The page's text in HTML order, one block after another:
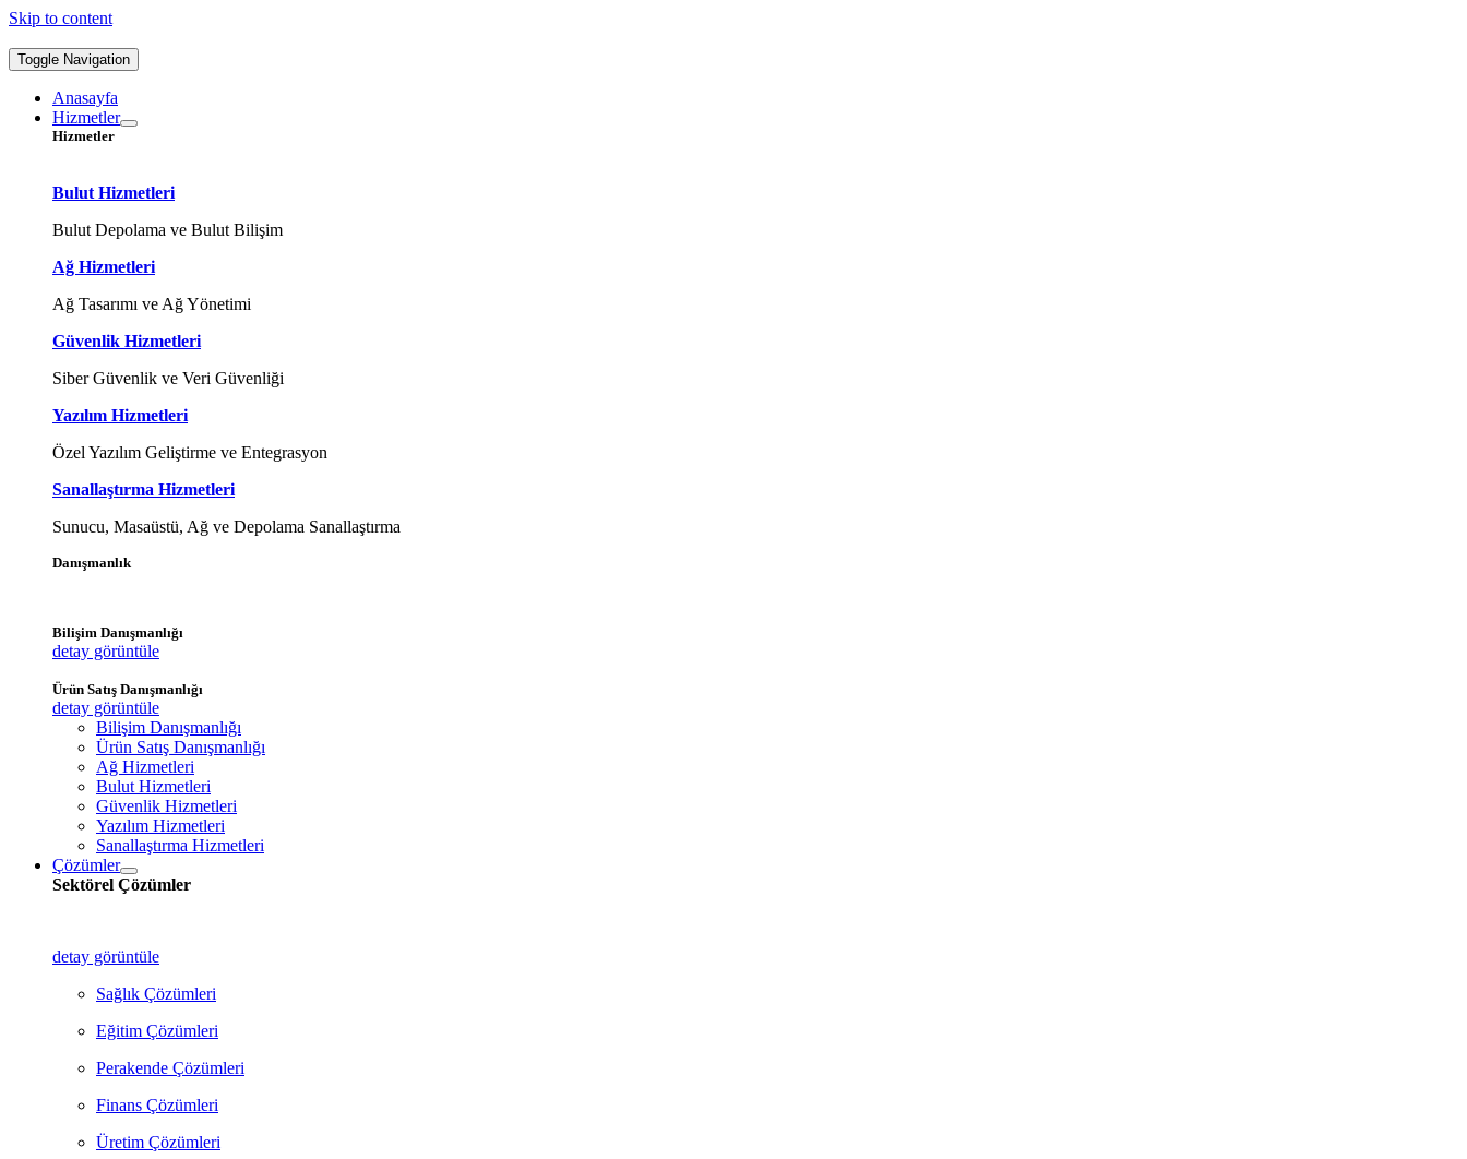
Skip to content
Toggle Navigation
Anasayfa
Hizmetler
Hizmetler
Bulut Hizmetleri
Bulut Depolama ve Bulut Bilişim
Ağ Hizmetleri
Ağ Tasarımı ve Ağ Yönetimi
Güvenlik Hizmetleri
Siber Güvenlik ve Veri Güvenliği
Yazılım Hizmetleri
Özel Yazılım Geliştirme ve Entegrasyon
Sanallaştırma Hizmetleri
Sunucu, Masaüstü, Ağ ve Depolama Sanallaştırma
Danışmanlık
Bilişim Danışmanlığı
detay görüntüle
Ürün Satış Danışmanlığı
detay görüntüle
Bilişim Danışmanlığı
Ürün Satış Danışmanlığı
Ağ Hizmetleri
Bulut Hizmetleri
Güvenlik Hizmetleri
Yazılım Hizmetleri
Sanallaştırma Hizmetleri
Çözümler
Sektörel Çözümler
detay görüntüle
Sağlık Çözümleri
Eğitim Çözümleri
Perakende Çözümleri
Finans Çözümleri
Üretim Çözümleri